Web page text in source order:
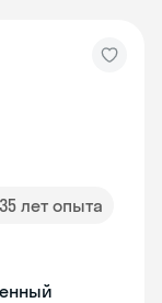
35 лет опыта